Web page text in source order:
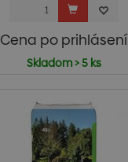
Cena po prihlásení
Skladom > 5 ks